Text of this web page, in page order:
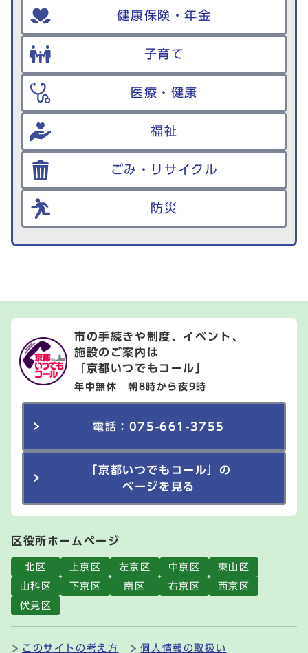
健康保険・年金
子育て
医療・健康
福祉
ごみ・リサイクル
防災
市の手続きや制度、イベント、
施設のご案内は
「京都いつでもコール」
年中無休 朝8時から夜9時
電話：075-661-3755
「京都いつでもコール」の
ページを見る
区役所ホームページ
北区 上京区 左京区 中京区
東山区
山科区
下京区 南区 右京区
西京区
伏見区
このサイトの考え方 個人情報の取扱い